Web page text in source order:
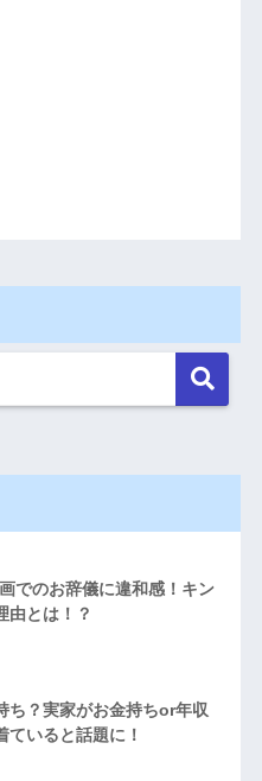
でのお辞儀に違和感！キン
由とは！？
ち？実家がお金持ちor年収
ていると話題に！